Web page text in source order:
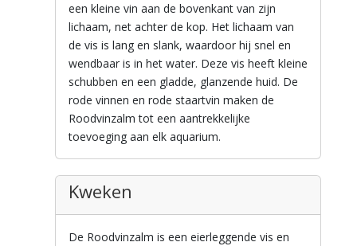
een kleine vin aan de bovenkant van zijn
lichaam, net achter de kop. Het lichaam van
de vis is lang en slank, waardoor hij snel en
wendbaar is in het water. Deze vis heeft kleine
schubben en een gladde, glanzende huid. De
rode vinnen en rode staartvin maken de
Roodvinzalm tot een aantrekkelijke
toevoeging aan elk aquarium.
Kweken
De Roodvinzalm is een eierleggende vis en